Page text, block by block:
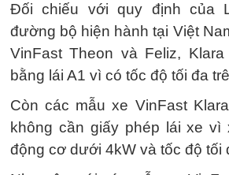
Đối chiếu với quy định của
đường bộ hiện hành tại Việt
VinFast Theon và Feliz,
bằng lái A1 vì có tốc độ tối đa
Còn các mẫu xe VinFast
không cần giấy phép lái xe vì
động cơ dưới 4kW và tốc độ tối